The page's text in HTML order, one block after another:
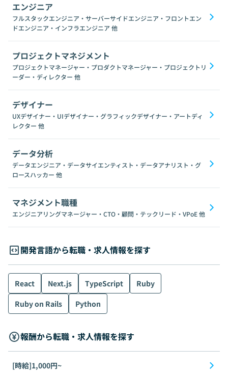
エンジニア
フルスタックエンジニア・サーバーサイドエンジニア・フロントエン
ドエンジニア・インフラエンジニア 他
プロジェクトマネジメント
プロジェクトマネージャー・プロダクトマネージャー・プロジェクトリ
ーダー・ディレクター 他
デザイナー
UXデザイナー・UIデザイナー・グラフィックデザイナー・アートディ
レクター 他
データ分析
データエンジニア・データサイエンティスト・データアナリスト・グ
ロースハッカー 他
マネジメント職種
エンジニアリングマネージャー・CTO・顧問・テックリード・VPoE他
開発言語から転職・求人情報を探す
React Next.js TypeScript
Ruby
Ruby on Rails
Python
報酬から転職・求人情報を探す
[時給]1,000円~